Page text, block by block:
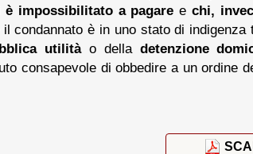
è impossibilitato a pagare e chi,
il condannato è in uno stato di
utilitào della detenzione
consapevole di obbedire a un ordine